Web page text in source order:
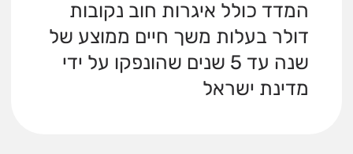
המדד כולל איגרות חוב נקובות
דולר בעלות משך חיים ממוצע של
שנה עד 5 שנים שהונפקו על ידי
מדינת ישראל